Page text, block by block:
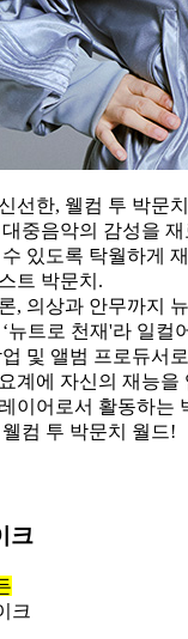
선한, 웰컴 투 박문
중음악의 감성을
있도록 탁월하게
트 박문치.
, 의상과 안무까지
뉴트로 천재'라 일컬
및 앨범 프로듀서
계에 자신의 재능을
이어로서 활동하는
컴 투 박문치 월드!
크